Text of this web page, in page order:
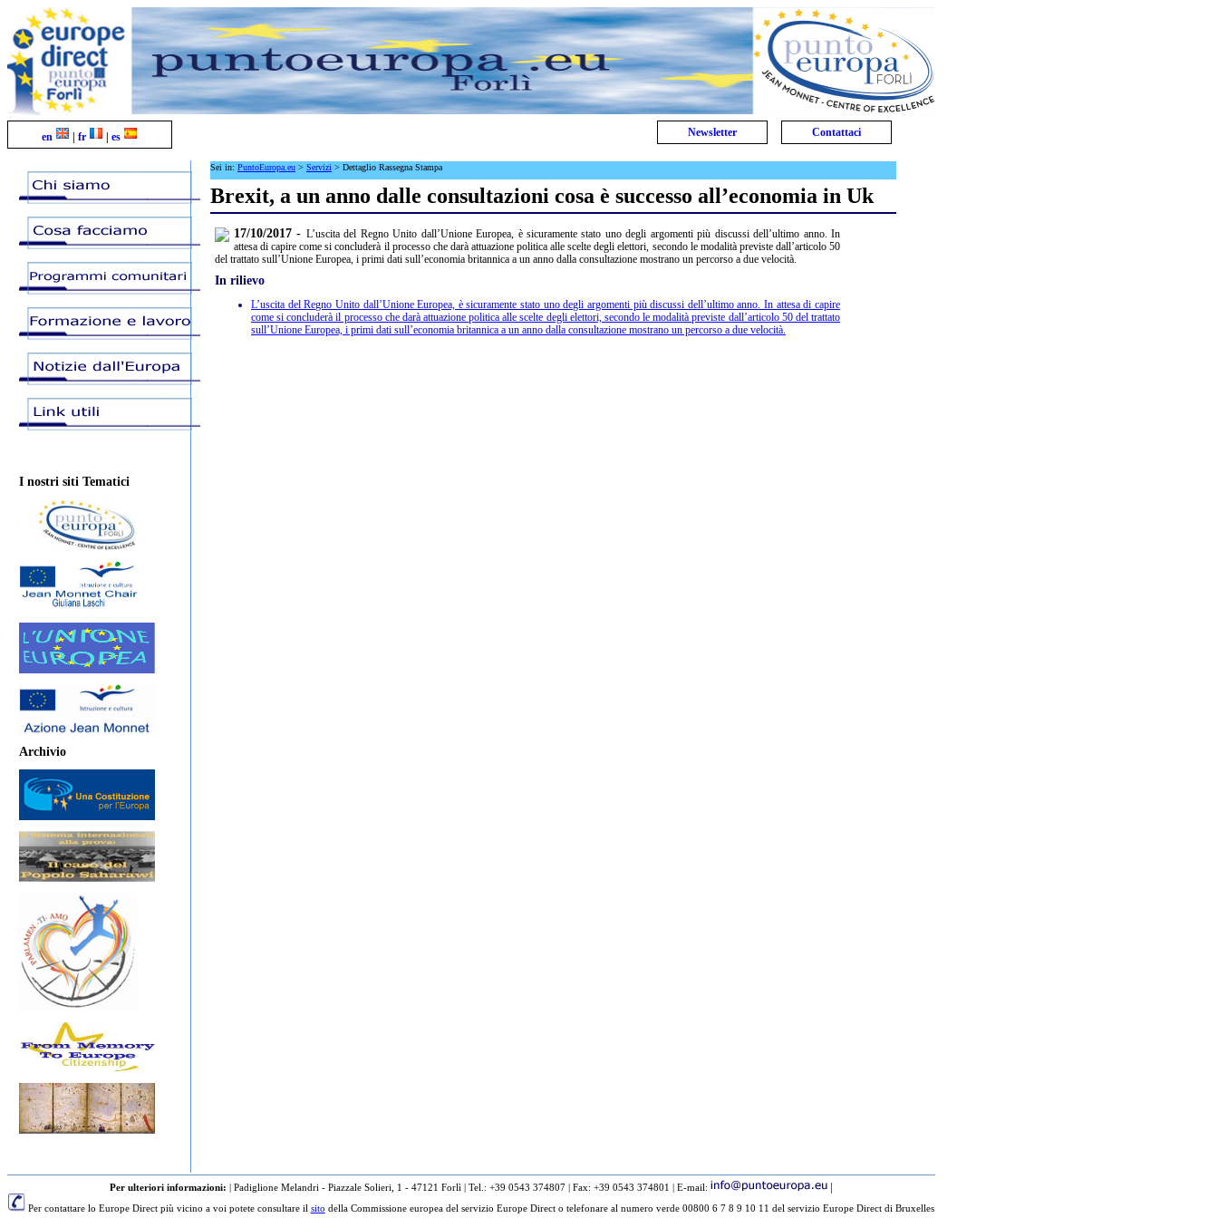
en | fr | es Newsletter Contattaci
I nostri siti Tematici
Archivio
Sei in: PuntoEuropa.eu > Servizi > Dettaglio Rassegna Stampa
Brexit, a un anno dalle consultazioni cosa è successo all’economia in Uk
17/10/2017 - L’uscita del Regno Unito dall’Unione Europea, è sicuramente stato uno degli argomenti più discussi dell’ultimo anno. In
attesa di capire come si concluderà il processo che darà attuazione politica alle scelte degli elettori, secondo le modalità previste dall’articolo 50
del trattato sull’Unione Europea, i primi dati sull’economia britannica a un anno dalla consultazione mostrano un percorso a due velocità.
In rilievo
L’uscita del Regno Unito dall’Unione Europea, è sicuramente stato uno degli argomenti più discussi dell’ultimo anno. In attesa di capire
come si concluderà il processo che darà attuazione politica alle scelte degli elettori, secondo le modalità previste dall’articolo 50 del trattato
sull’Unione Europea, i primi dati sull’economia britannica a un anno dalla consultazione mostrano un percorso a due velocità.
Per ulteriori informazioni: | Padiglione Melandri - Piazzale Solieri, 1 - 47121 Forlì | Tel.: +39 0543 374807 | Fax: +39 0543 374801 | E-mail: |
Per contattare lo Europe Direct più vicino a voi potete consultare il sito della Commissione europea del servizio Europe Direct o telefonare al numero verde 00800 6 7 8 9 10 11 del servizio Europe Direct di Bruxelles